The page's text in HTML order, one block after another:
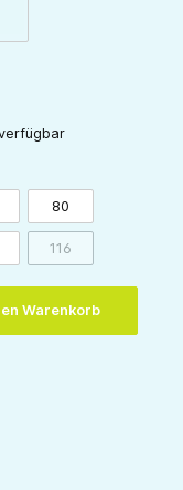
80
116(Diese Option ist
Warenkorb